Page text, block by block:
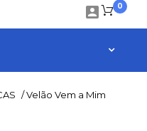
0

/Velão Vem a Mim